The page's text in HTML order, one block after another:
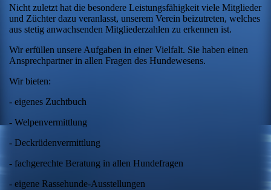
Nicht zuletzt hat die besondere Leistungsfähigkeit viele Mitglieder
und Züchter dazu veranlasst, unserem Verein beizutreten, welches
aus stetig anwachsenden Mitgliederzahlen zu erkennen ist.
Wir erfüllen unsere Aufgaben in einer Vielfalt. Sie haben einen
Ansprechpartner in allen Fragen des Hundewesens.
Wir bieten:
- eigenes Zuchtbuch
- Welpenvermittlung
- Deckrüdenvermittlung
- fachgerechte Beratung in allen Hundefragen
- eigene Rassehunde-Ausstellungen